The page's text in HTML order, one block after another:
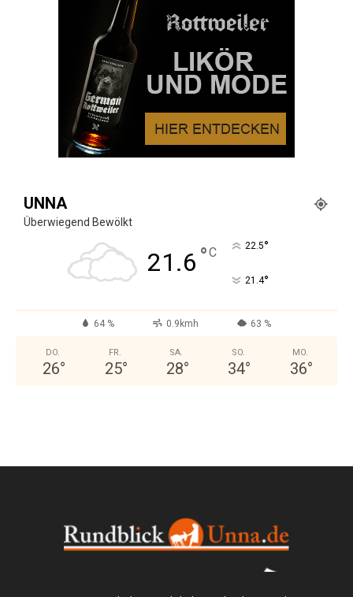
UNNA
Überwiegend Bewölkt
21.6 °C 22.5°
21.4°
64 % 0.9kmh 63 %
DO.
26°
FR.
25°
SA.
28°
SO.
34°
MO.
36°